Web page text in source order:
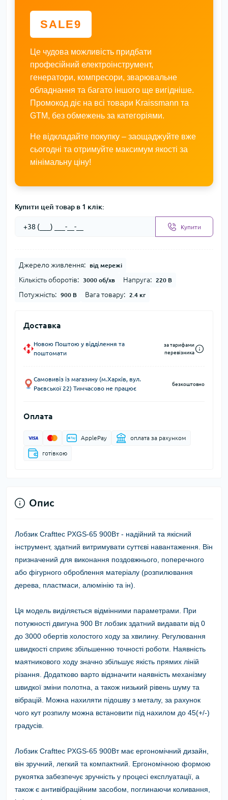
SALE9
Це чудова можливість придбати
професійний електроінструмент,
генератори, компресори, зварювальне
обладнання та багато іншого ще вигідніше.
Промокод діє на всі товари Kraissmann та
GTM, без обмежень за категоріями.
Не відкладайте покупку – заощаджуйте вже
сьогодні та отримуйте максимум якості за
мінімальну ціну!
Купити цей товар в 1 клік:
Купити
Джерело живлення: від мережі
Кількість оборотів: 3000 об/хв Напруга: 220 В
Потужність: 900 В Вага товару: 2.4 кг
Доставка
Новою Поштою у відділення та
поштомати
за тарифами
перевізника
Самовивіз із магазину (м.Харків, вул.
Раєвської 22) Тимчасово не працює
безкоштовно
Оплата
ApplePay оплата за рахунком
готівкою
Опис
Лобзик Crafttec PXGS-65 900Вт - надійний та якісний
інструмент, здатний витримувати суттєві навантаження. Він
призначений для виконання поздовжнього, поперечного
або фігурного оброблення матеріалу (розпилювання
дерева, пластмаси, алюмінію та ін).
Ця модель виділяється відмінними параметрами. При
потужності двигуна 900 Вт лобзик здатний видавати від 0
до 3000 обертів холостого ходу за хвилину. Регулювання
швидкості сприяє збільшенню точності роботи. Наявність
маятникового ходу значно збільшує якість прямих ліній
різання. Додатково варто відзначити наявність механізму
швидкої зміни полотна, а також низький рівень шуму та
вібрацій. Можна нахиляти підошву з металу, за рахунок
чого кут розпилу можна встановити під нахилом до 45(+/-)
градусів.
Лобзик Crafttec PXGS-65 900Втмає ергономічний дизайн,
він зручний, легкий та компактний. Ергономічною формою
рукоятка забезпечує зручність у процесі експлуатації, а
також є антивібраційним засобом, поглинаючи коливання,